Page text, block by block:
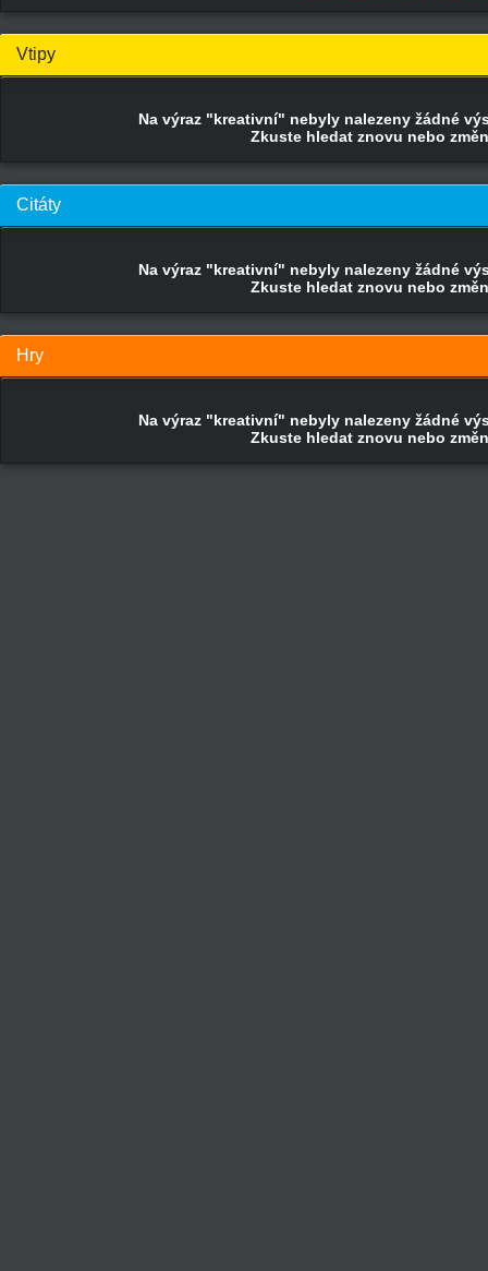
Vtipy
Na výraz "kreativní" nebyly nalezeny žádné
Zkuste hledat znovu nebo
Citáty
Na výraz "kreativní" nebyly nalezeny žádné
Zkuste hledat znovu nebo
Hry
Na výraz "kreativní" nebyly nalezeny žádné
Zkuste hledat znovu nebo